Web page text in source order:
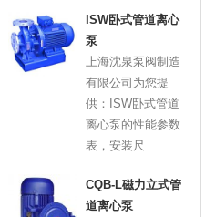
ISW卧式管道离心
泵
上海沈泉泵阀制造
有限公司为您提
供：ISW卧式管道
离心泵的性能参数
表，安装尺
CQB-L磁力立式管
道离心泵